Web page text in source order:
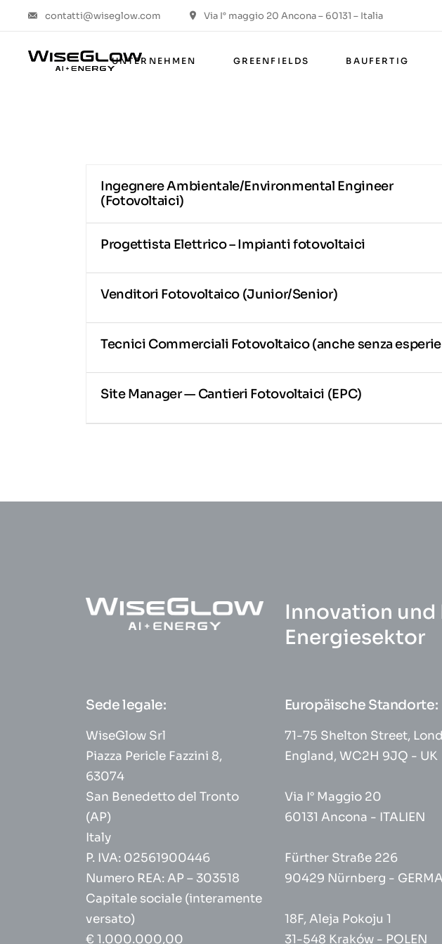
contatti@wiseglow.com Via I° maggio 20 Ancona – 60131 – Italia
UNTERNEHMEN
Das Projekt
GREENFIELDS BAUFERTIG
Werte & ESG
Ingegnere Ambientale/Environmental Engineer
(Fotovoltaici)
Progettista Elettrico – Impianti fotovoltaici
Venditori Fotovoltaico (Junior/Senior)
Tecnici Commerciali Fotovoltaico (anche senza
Site Manager — Cantieri Fotovoltaici (EPC)
Innovation
Energiesektor
Sede legale:
WiseGlow Srl
Piazza Pericle Fazzini 8,
63074
San Benedetto del Tronto
(AP)
Italy
P. IVA: 02561900446
Numero REA: AP – 303518
Capitale sociale (interamente
versato)
€ 1.000.000,00
Europäische Standorte:
71-75 Shelton Street,
England, WC2H 9JQ - UK
Via I° Maggio 20
60131 Ancona - ITALIEN
Fürther Straße 226
90429 Nürnberg -
18F, Aleja Pokoju 1
31-548 Kraków - POLEN